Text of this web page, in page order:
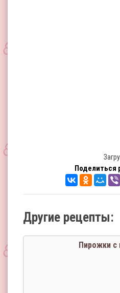
Поделиться
Другие рецепты:
Пирожки с